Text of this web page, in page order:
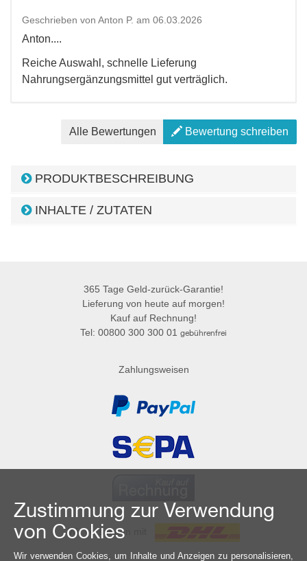
Geschrieben von Anton P. am 06.03.2026
Anton....
Reiche Auswahl, schnelle Lieferung
Nahrungsergänzungsmittel gut verträglich.
Alle Bewertungen Bewertung schreiben
PRODUKTBESCHREIBUNG
INHALTE / ZUTATEN
365 Tage Geld-zurück-Garantie!
Lieferung von heute auf morgen!
Kauf auf Rechnung!
Tel: 00800 300 300 01 gebührenfrei
Zahlungsweisen
Wir versenden mit
Zustimmung zur Verwendung
von Cookies
Wir verwenden Cookies, um Inhalte und Anzeigen zu personalisieren,